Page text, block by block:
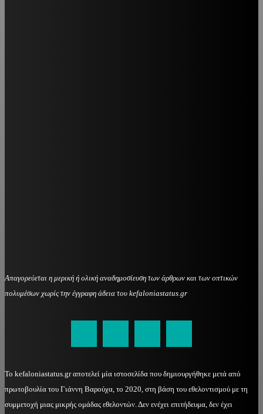
Απαγορεύεται η μερική ή ολική αναδημοσίευση των άρθρων και των οπτικών
πολυμέσων χωρίς την έγγραφη άδεια του kefaloniastatus.gr
Το kefaloniastatus.gr αποτελεί μία ιστοσελίδα που δημιουργήθηκε μετά από
πρωτοβουλία του Γιάννη Βαρούχα, το 2020, στη βάση του εθελοντισμού με τη
συμμετοχή μιας μικρής ομάδας εθελοντών. Δεν ενέχει επιτήδευμα, δεν έχει